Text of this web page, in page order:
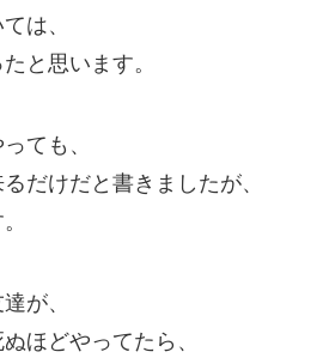
は、
と思います。
ても、
だけだと書きましたが、
が、
ほどやってたら、